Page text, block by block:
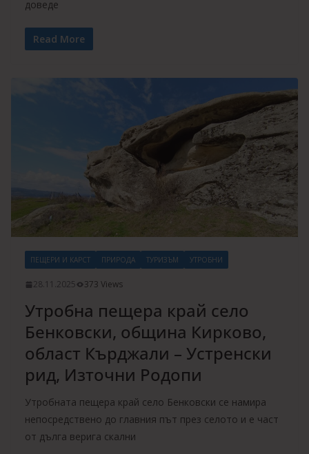
доведе
Read More
ПЕЩЕРИ И КАРСТ ПРИРОДА ТУРИЗЪМ УТРОБНИ
28.11.2025 373 Views
Утробна пещера край село
Бенковски, община Кирково,
област Кърджали – Устренски
рид, Източни Родопи
Утробната пещера край село Бенковски се намира
непосредствено до главния път през селото и е част
от дълга верига скални